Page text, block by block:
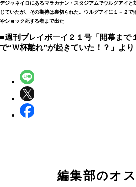
デジャネイロにあるマラカナン・スタジアムでウルグアイと
じていたが、その期待は裏切られた。ウルグアイに１－２
やショック死する者まで出た
■週刊プレイボーイ２１号「開幕ま
で“Ｗ杯離れ”が起きていた！？」より
編集部のオ